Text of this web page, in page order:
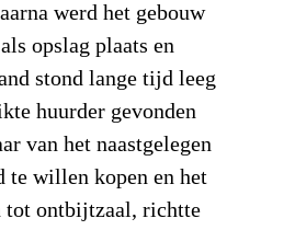
werd het gebouw
opslag plaats en
stond lange tijd leeg
huurder gevonden
van het naastgelegen
te willen kopen en het
tot ontbijtzaal, richtte